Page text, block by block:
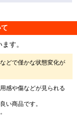
す。
どで僅かな状態変化が
感や傷などが見られる
い商品です。